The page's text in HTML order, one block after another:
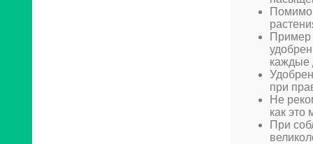
Помимо
Пример
каждые
при
Не
как это
При